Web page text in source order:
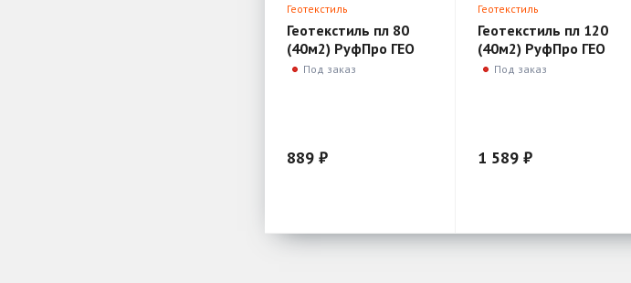
Геотекстиль
Геотекстиль пл 80
(40м2) РуфПро ГЕО
Под заказ
889 ₽
Геотекстиль
Геотекстиль пл 120
(40м2) РуфПро ГЕО
Под заказ
1 589 ₽